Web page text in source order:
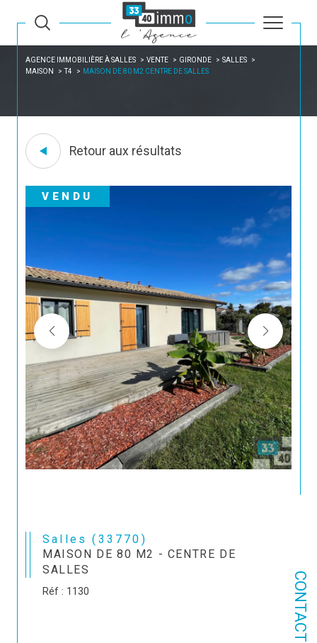
CONTACT
AGENCE IMMOBILIÈRE À SALLES VENTE GIRONDE
SALLES
MAISON
T4 MAISON DE 80 M2 CENTRE DE SALLES
Retour aux résultats
VENDU
Salles (33770)
MAISON DE 80 M2 - CENTRE DE
SALLES
Réf : 1130